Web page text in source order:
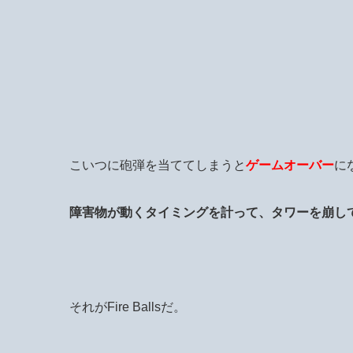
こいつに砲弾を当ててしまうとゲームオーバーに
障害物が動くタイミングを計って、タワーを崩し
それがFire Ballsだ。